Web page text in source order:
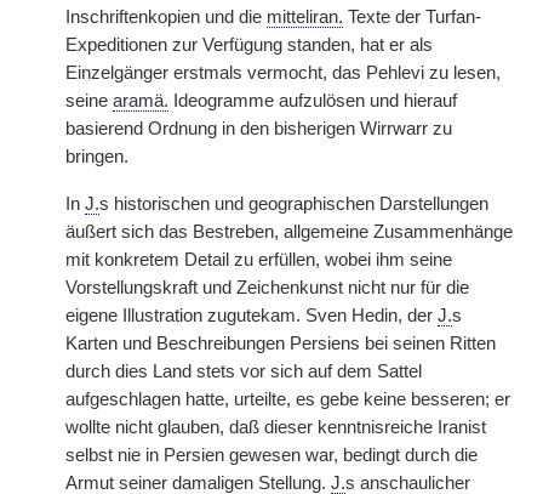
Inschriftenkopien und die mitteliran. Texte der Turfan-
Expeditionen zur Verfügung standen, hat er als
Einzelgänger erstmals vermocht, das Pehlevi zu lesen,
seine aramä. Ideogramme aufzulösen und hierauf
basierend Ordnung in den bisherigen Wirrwarr zu
bringen.
In J.s historischen und geographischen Darstellungen
äußert sich das Bestreben, allgemeine Zusammenhänge
mit konkretem Detail zu erfüllen, wobei ihm seine
Vorstellungskraft und Zeichenkunst nicht nur für die
eigene Illustration zugutekam. Sven Hedin, der J.s
Karten und Beschreibungen Persiens bei seinen Ritten
durch dies Land stets vor sich auf dem Sattel
aufgeschlagen hatte, urteilte, es gebe keine besseren; er
wollte nicht glauben, daß dieser kenntnisreiche Iranist
selbst nie in Persien gewesen war, bedingt durch die
Armut seiner damaligen Stellung. J.s anschaulicher